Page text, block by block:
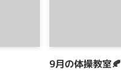
9月の体操教室🍂